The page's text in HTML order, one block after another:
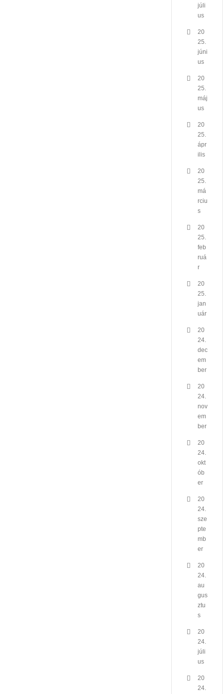
júli
us
20
25.
júni
us
20
25.
máj
us
20
25.
ápr
ilis
20
25.
má
rciu
s
20
25.
feb
ruá
r
20
25.
jan
uár
20
24.
dec
em
ber
20
24.
nov
em
ber
20
24.
okt
ób
er
20
24.
sze
pte
mb
er
20
24.
au
gus
ztu
s
20
24.
júli
us
20
24.